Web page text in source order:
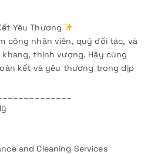
Yêu Thương
công nhân viên, quý đối tác, và
thịnh vượng. Hãy cùng
kết và yêu thương trong dịp
and Cleaning Services